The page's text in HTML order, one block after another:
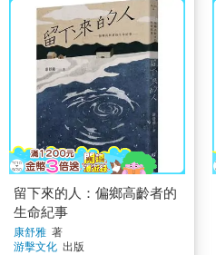
留下來的人：偏鄉高齡者的
生命紀事
康舒雅 著
游擊文化 出版